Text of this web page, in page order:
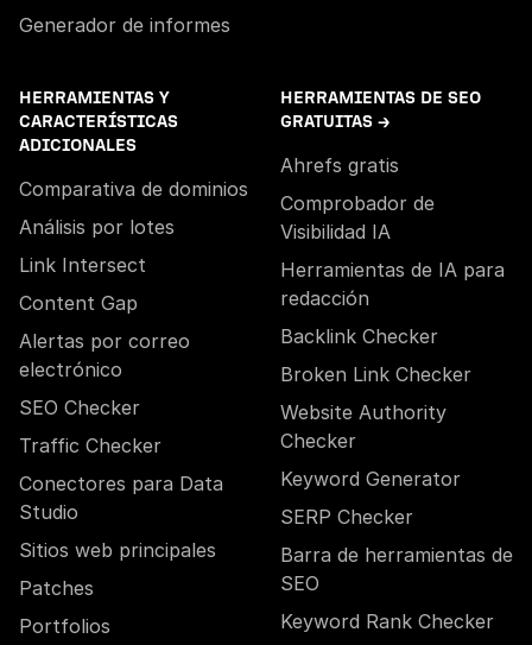
Generador de informes
HERRAMIENTAS Y
CARACTERÍSTICAS
ADICIONALES
Comparativa de dominios
Análisis por lotes
Link Intersect
Content Gap
Alertas por correo
electrónico
SEO Checker
Traffic Checker
Conectores para Data
Studio
Sitios web principales
Patches
Portfolios
HERRAMIENTAS DE SEO
GRATUITAS →
Ahrefs gratis
Comprobador de
Visibilidad IA
Herramientas de IA para
redacción
Backlink Checker
Broken Link Checker
Website Authority
Checker
Keyword Generator
SERP Checker
Barra de herramientas de
SEO
Keyword Rank Checker